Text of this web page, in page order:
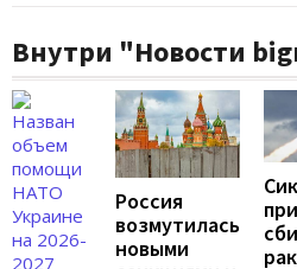
Внутри "Новости
Россия
возмутилась
новыми